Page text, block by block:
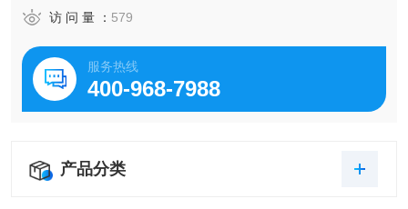
访 问 量 ： 579
服务热线
400-968-7988
产品分类